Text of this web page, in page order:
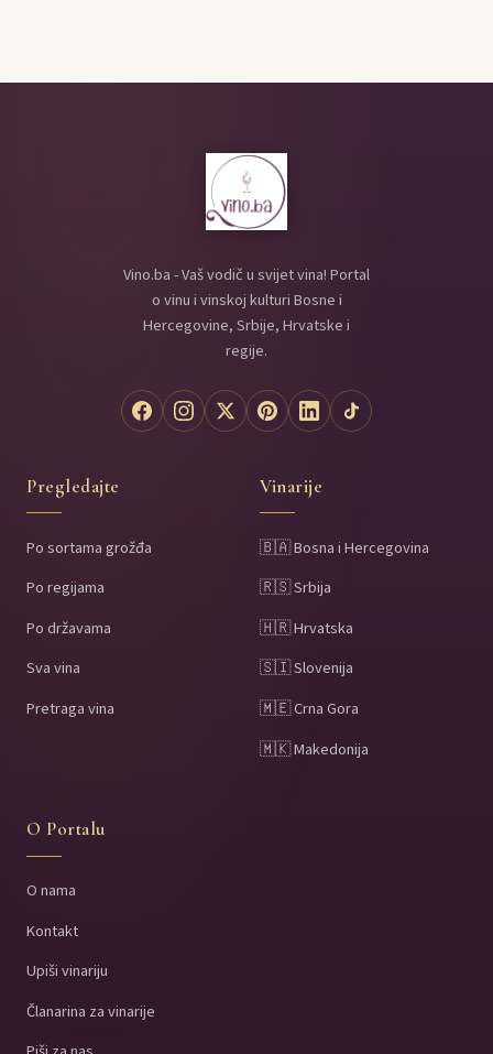
Vino.ba - Vaš vodič u svijet vina! Portal
o vinu i vinskoj kulturi Bosne i
Hercegovine, Srbije, Hrvatske i
regije.
Pregledajte
Po sortama grožđa
Po regijama
Po državama
Sva vina
Pretraga vina
Vinarije
🇧🇦 Bosna i Hercegovina
🇷🇸 Srbija
🇭🇷 Hrvatska
🇸🇮 Slovenija
🇲🇪 Crna Gora
🇲🇰 Makedonija
O Portalu
O nama
Kontakt
Upiši vinariju
Članarina za vinarije